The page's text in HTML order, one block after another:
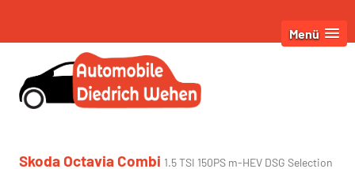
Menü
Skoda Octavia Combi 1.5 TSI 150PS m-HEV DSG Selection